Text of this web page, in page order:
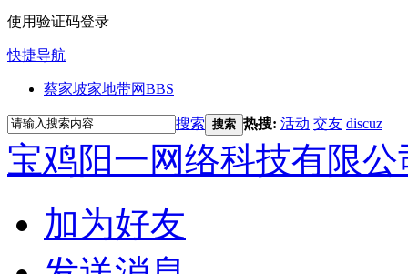
使用验证码登录
快捷导航
蔡家坡家地带网BBS
搜索 搜索 热搜: 活动 交友 discuz
宝鸡阳一网络科技有限公
加为好友